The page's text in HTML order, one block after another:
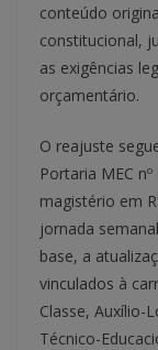
conteúdo
constitucional,
as exigências
orçamentário.
O reajuste
Portaria MEC
magistério em
jornada
base, a
vinculados à
Classe, Auxílio-
Técnico-